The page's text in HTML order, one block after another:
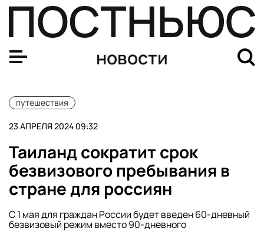
новости
путешествия
23 АПРЕЛЯ 2024 09:32
Таиланд сократит срок
безвизового пребывания в
стране для россиян
С 1 мая для граждан России будет введен 60-дневный
безвизовый режим вместо 90-дневного
В Петербурге с апреля начали взимать курортный сбор